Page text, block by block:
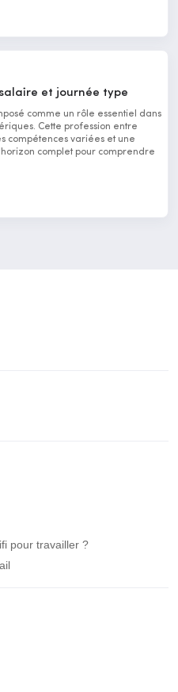
et journée type
comme un rôle essentiel dans
Cette profession entre
compétences variées et une
complet pour comprendre
pour travailler ?